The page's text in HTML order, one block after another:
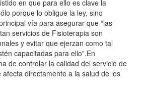
en que para ello es clave la
porque lo obligue la ley, sino
vía para asegurar que “las
servicios de Fisioterapia son
y evitar que ejerzan como tal
capacitadas para ello”.En
de controlar la calidad del servicio de
directamente a la salud de los